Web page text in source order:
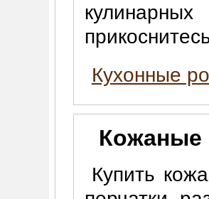
Кухонные
Кожаные
Купить